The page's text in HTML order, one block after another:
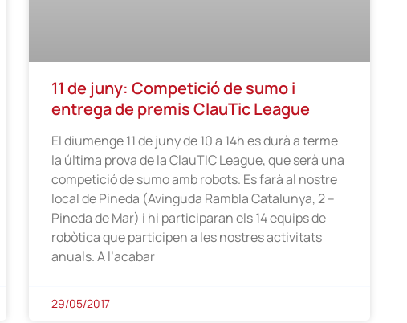
11 de juny: Competició de sumo i
entrega de premis ClauTic League
El diumenge 11 de juny de 10 a 14h es durà a terme
la última prova de la ClauTIC League, que serà una
competició de sumo amb robots. Es farà al nostre
local de Pineda (Avinguda Rambla Catalunya, 2 –
Pineda de Mar) i hi participaran els 14 equips de
robòtica que participen a les nostres activitats
anuals. A l’acabar
29/05/2017